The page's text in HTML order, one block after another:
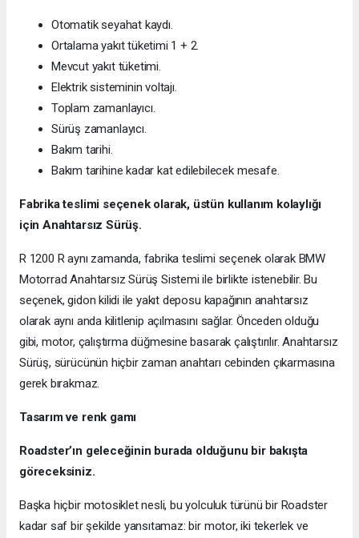
Otomatik seyahat kaydı.
Ortalama yakıt tüketimi 1 + 2.
Mevcut yakıt tüketimi.
Elektrik sisteminin voltajı.
Toplam zamanlayıcı.
Sürüş zamanlayıcı.
Bakım tarihi.
Bakım tarihine kadar kat edilebilecek mesafe.
Fabrika teslimi seçenek olarak, üstün kullanım kolaylığı
için Anahtarsız Sürüş.
R 1200 R aynı zamanda, fabrika teslimi seçenek olarak BMW
Motorrad Anahtarsız Sürüş Sistemi ile birlikte istenebilir. Bu
seçenek, gidon kilidi ile yakıt deposu kapağının anahtarsız
olarak aynı anda kilitlenip açılmasını sağlar. Önceden olduğu
gibi, motor, çalıştırma düğmesine basarak çalıştırılır. Anahtarsız
Sürüş, sürücünün hiçbir zaman anahtarı cebinden çıkarmasına
gerek bırakmaz.
Tasarım ve renk gamı
Roadster’ın geleceğinin burada olduğunu bir bakışta
göreceksiniz.
Başka hiçbir motosiklet nesli, bu yolculuk türünü bir Roadster
kadar saf bir şekilde yansıtamaz: bir motor, iki tekerlek ve